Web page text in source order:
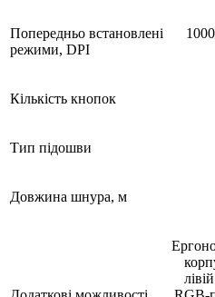
Попередньо встановлені
режими, DPI
Кількість кнопок
Тип підошви
Довжина шнура, м